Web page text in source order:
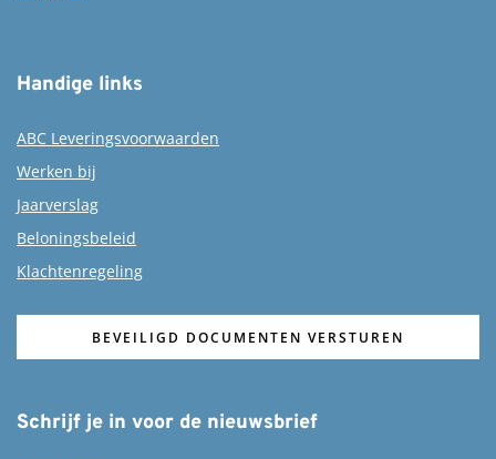
Handige links
ABC Leveringsvoorwaarden
Werken bij
Jaarverslag
Beloningsbeleid
Klachtenregeling
BEVEILIGD DOCUMENTEN VERSTUREN
Schrijf je in voor de nieuwsbrief